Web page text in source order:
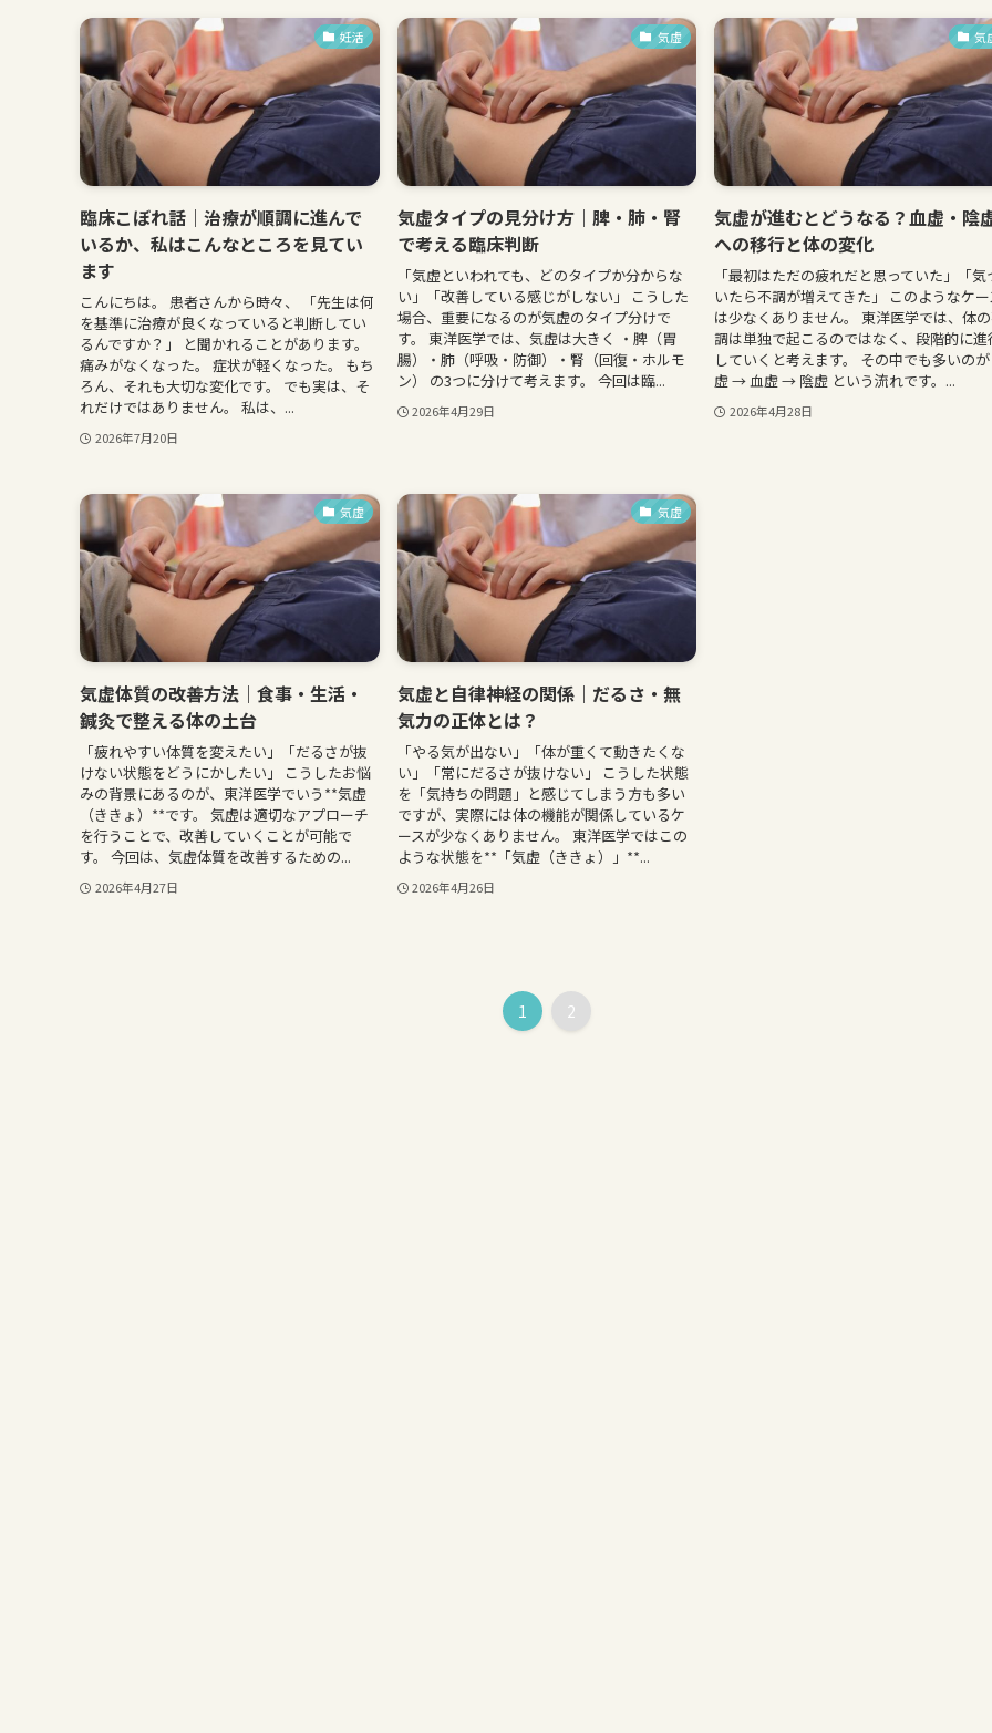
妊活
臨床こぼれ話｜治療が順調に進んで
いるか、私はこんなところを見てい
ます
こんにちは。 患者さんから時々、 「先生は何
を基準に治療が良くなっていると判断してい
るんですか？」 と聞かれることがあります。
痛みがなくなった。 症状が軽くなった。 もち
ろん、それも大切な変化です。 でも実は、そ
れだけではありません。 私は、...
2026年7月20日
気虚
気虚タイプの見分け方｜脾・肺・腎
で考える臨床判断
「気虚といわれても、どのタイプか分からな
い」「改善している感じがしない」 こうした
場合、重要になるのが気虚のタイプ分けで
す。 東洋医学では、気虚は大きく ・脾（胃
腸）・肺（呼吸・防御）・腎（回復・ホルモ
ン） の3つに分けて考えます。 今回は臨...
2026年4月29日
気
気虚が進むとどうなる？血虚・陰
への移行と体の変化
「最初はただの疲れだと思っていた」「気
いたら不調が増えてきた」 このようなケー
は少なくありません。 東洋医学では、体
調は単独で起こるのではなく、段階的に進
していくと考えます。 その中でも多いの
虚 → 血虚 → 陰虚 という流れです。...
2026年4月28日
気虚
気虚体質の改善方法｜食事・生活・
鍼灸で整える体の土台
「疲れやすい体質を変えたい」「だるさが抜
けない状態をどうにかしたい」 こうしたお悩
みの背景にあるのが、東洋医学でいう**気虚
（ききょ）**です。 気虚は適切なアプローチ
を行うことで、改善していくことが可能で
す。 今回は、気虚体質を改善するための...
2026年4月27日
気虚
気虚と自律神経の関係｜だるさ・無
気力の正体とは？
「やる気が出ない」「体が重くて動きたくな
い」「常にだるさが抜けない」 こうした状態
を「気持ちの問題」と感じてしまう方も多い
ですが、実際には体の機能が関係しているケ
ースが少なくありません。 東洋医学ではこの
ような状態を**「気虚（ききょ）」**...
2026年4月26日
1 2